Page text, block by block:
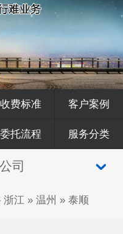
收费标准 客户案例
委托流程 服务分类
司
浙江 » 温州 » 泰顺